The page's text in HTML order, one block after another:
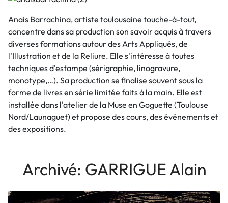
Anais Barrachina, artiste toulousaine touche-à-tout,
concentre dans sa production son savoir acquis à travers
diverses formations autour des Arts Appliqués, de
l'Illustration et de la Reliure. Elle s'intéresse à toutes
techniques d'estampe (sérigraphie, linogravure,
monotype,…). Sa production se finalise souvent sous la
forme de livres en série limitée faits à la main. Elle est
installée dans l'atelier de la Muse en Goguette (Toulouse
Nord/Launaguet) et propose des cours, des événements et
des expositions.
Archivé: GARRIGUE Alain